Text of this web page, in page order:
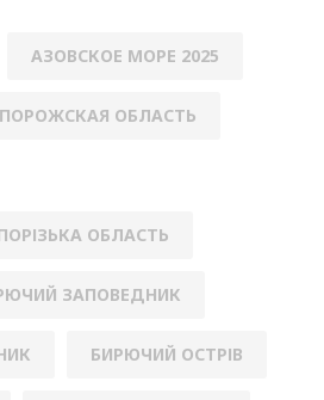
АЗОВСКОЕ МОРЕ 2025
ОБЛАСТЬ
ОБЛАСТЬ
ЗАПОВЕДНИК
БИРЮЧИЙ ОСТРІВ